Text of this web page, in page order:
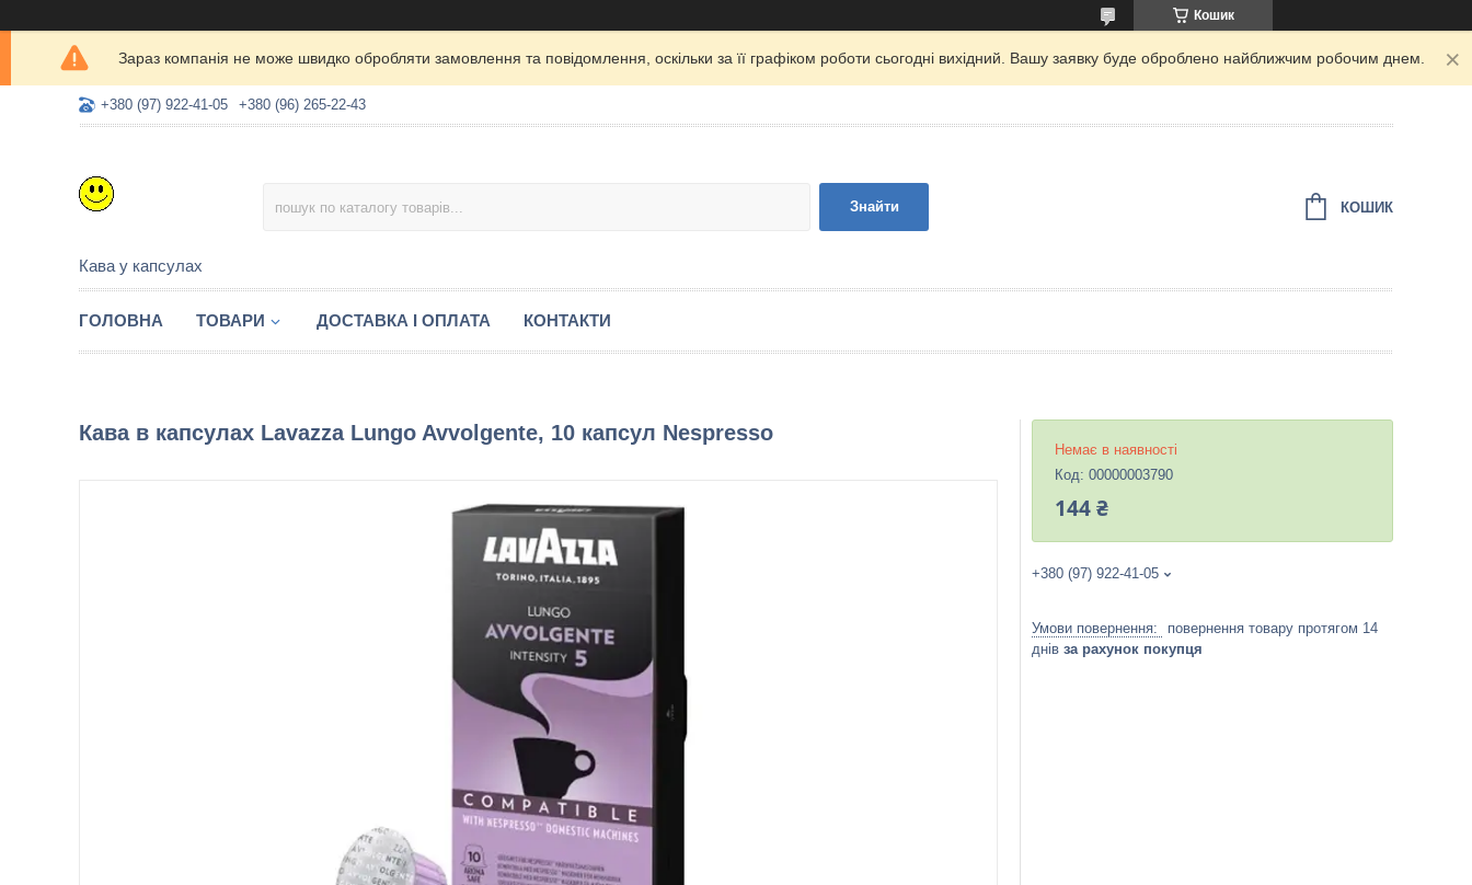
Кошик
Зараз компанія не може швидко обробляти замовлення та повідомлення, оскільки за її графіком роботи сьогодні вихідний. Вашу заявку буде оброблено найближчим робочим днем.
+380 (97) 922-41-05 +380 (96) 265-22-43
Кава у капсулах
Знайти КОШИК
ГОЛОВНА ТОВАРИ ДОСТАВКА І ОПЛАТА КОНТАКТИ
Кава в капсулах Lavazza Lungo Avvolgente, 10 капсул Nespresso
Немає в наявності
Код: 00000003790
144 ₴
+380 (97) 922-41-05
повернення товару протягом 14
днів за рахунок покупця